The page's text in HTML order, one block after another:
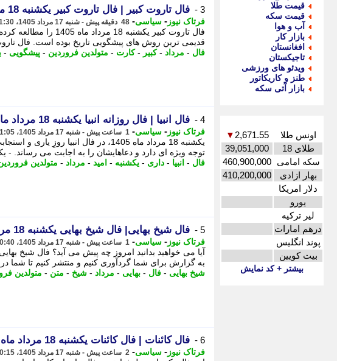
قیمت طلا
قیمت سکه
آب و هوا
بازار کار
افغانستان
تاجیکستان
ویدئو های ورزشی
طنز و کاریکاتور
بازار آتی سکه
اونس طلا 2,671.55
▼
طلای 18
39,051,000
سکه امامی 460,900,000
بهار ازادی
410,200,000
دلار امریکا
یورو
لیر ترکیه
درهم امارات
پوند انگلیس
بیت کویین
بیشتر + کد نمایش
3 - فال تاروت کبیر | فال تاروت کبیر یکشنبه 18 مرداد ماه 1405
فرتاک نیوز - سیاسی- 48 دقیقه پیش - شنبه 17 مرداد 1405، 11:30
فال تاروت کبیر
قدیمی ترین روش های پیشگویی تاریخ بوده است. فال
فال - مرداد -کبیر -کارت - متولدین فروردین - پیشگویی -
4 - فال انبیا | فال روزانه انبیا یکشنبه 18 مرداد ماه 1405
فرتاک نیوز - سیاسی- 1 ساعت پیش - شنبه 17 مرداد 1405، 11:05
یکشنبه 18 مرداد ماه 1405، در فال
توجه ویژه ای دارد و دعاهایشان را به اجابت می رساند. - یکشنبه 18​
فال - انبیا - داری - یکشنبه - امید - مرداد - متولدین
5 - فال شیخ بهایی| فال شیخ بهایی یکشنبه 18 مرداد ماه 1405
فرتاک نیوز - سیاسی- 1 ساعت پیش - شنبه 17 مرداد 1405، 10:40
به گزارش برای شما گردآوری کنیم و منتشر کنیم تا شما
شیخ بهایی - فال - بهایی - مرداد - شیخ - متن - متولدین
6 - فال کائنات | فال کائنات یکشنبه 18 مرداد ماه 1405
فرتاک نیوز - سیاسی- 2 ساعت پیش - شنبه 17 مرداد 1405، 10:15